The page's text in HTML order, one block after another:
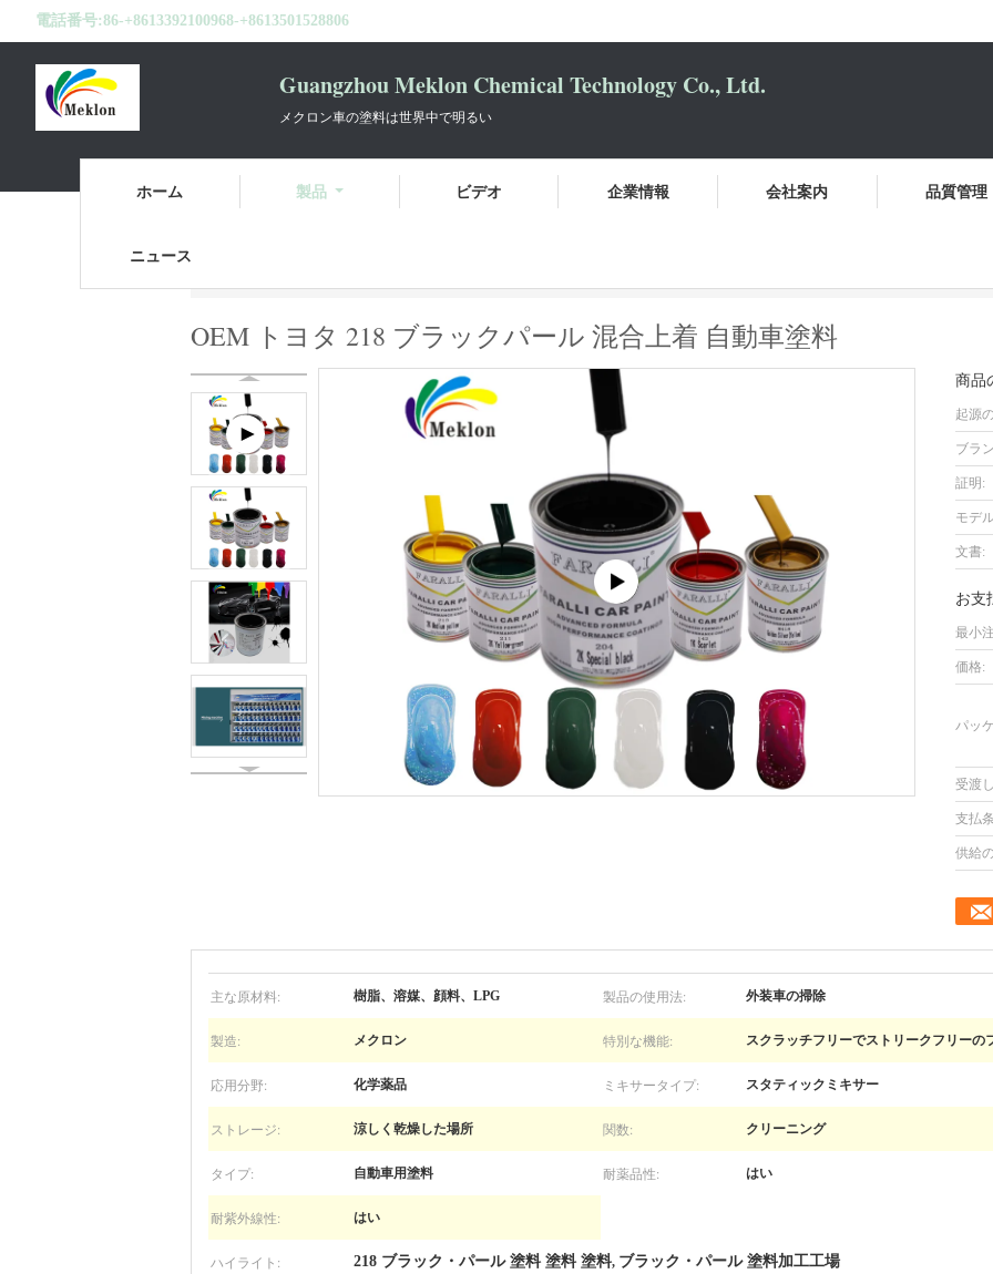
電話番号:86-+8613392100968-+8613501528806
Guangzhou Meklon Chemical Technology Co., Ltd.
メクロン車の塗料は世界中で明るい
ホーム 製品 ビデオ 企業情報 会社案内 品質管理
ニュース
OEM トヨタ 218 ブラックパール 混合上着 自動車塗料
商品
起源
ブラ
証明:
モデ
文書:
お支
最小
価格:
パッ
受渡
支払
供給
主な原材料: 樹脂、溶媒、顔料、LPG 製品の使用法: 外装車の掃除
製造: メクロン 特別な機能: スクラッチフリーでストリークフリーの
応用分野: 化学薬品 ミキサータイプ: スタティックミキサー
ストレージ: 涼しく乾燥した場所 関数: クリーニング
タイプ: 自動車用塗料 耐薬品性: はい
耐紫外線性: はい
ハイライト: 218 ブラック・パール 塗料 塗料 塗料, ブラック・パール 塗料加工工場